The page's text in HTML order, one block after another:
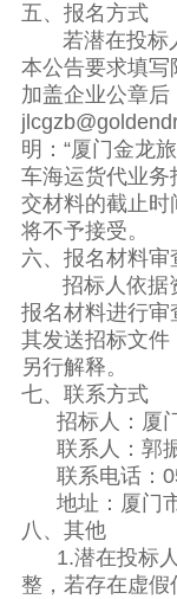
五、报名方式
若潜在投标人
本公告要求填写
加盖企业公章
明：“厦门金龙
车海运货代业务
交材料的截止时
将不予接受。
六、报名材料审
招标人依据资
报名材料进行审
其发送招标文件
另行解释。
七、联系方式
招标人：厦门
联系人：郭
联系电话：
地址：厦门市
八、其他
1.潜在投标人
整，若存在虚假